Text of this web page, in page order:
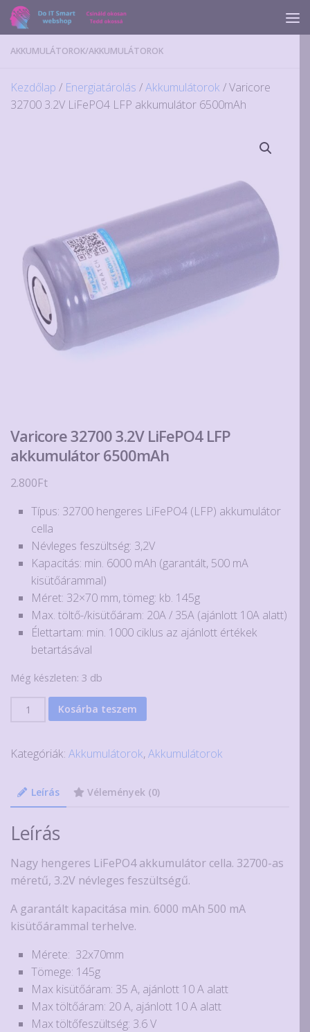
Skip to content
AKKUMULÁTOROK/AKKUMULÁTOROK
Kezdőlap / Energiatárolás /Akkumulátorok / Varicore
32700 3.2V LiFePO4 LFP akkumulátor 6500mAh
Varicore 32700 3.2V LiFePO4 LFP
akkumulátor 6500mAh
2.800Ft
Típus: 32700 hengeres LiFePO4 (LFP) akkumulátor
cella
Névleges feszültség: 3,2V
Kapacitás: min. 6000 mAh (garantált, 500 mA
kisütőárammal)
Méret: 32×70 mm, tömeg: kb. 145g
Max. töltő-/kisütőáram: 20A / 35A (ajánlott 10A alatt)
Élettartam: min. 1000 ciklus az ajánlott értékek
betartásával
Még készleten: 3 db
Varicore
LiFePO4
akkumulátor
6500mAh
mennyiség
Kosárba teszem
Kategóriák: Akkumulátorok,Akkumulátorok
Leírás Vélemények (0)
Leírás
Nagy hengeres LiFePO4 akkumulátor cella. 32700-as
méretű, 3.2V névleges feszültségű.
A garantált kapacitása min. 6000 mAh 500 mA
kisütőárammal terhelve.
Mérete: 32x70mm
Tömege: 145g
Max kisütőáram: 35 A, ajánlott 10 A alatt
Max töltőáram: 20 A, ajánlott 10 A alatt
Max töltőfeszültség: 3.6 V